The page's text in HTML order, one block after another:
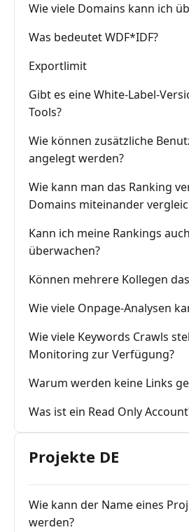
Wie viele Domains kann ich
Was bedeutet WDF*IDF?
Exportlimit
Gibt es eine White-Label-
Tools?
Wie können zusätzliche
angelegt werden?
Wie kann man das Ranking
Domains miteinander
Kann ich meine Rankings
überwachen?
Können mehrere Kollegen
Wie viele Onpage-Analysen
Wie viele Keywords Crawls
Monitoring zur Verfügung?
Warum werden keine Links
Was ist ein Read Only
Projekte DE
Wie kann der Name eines
werden?